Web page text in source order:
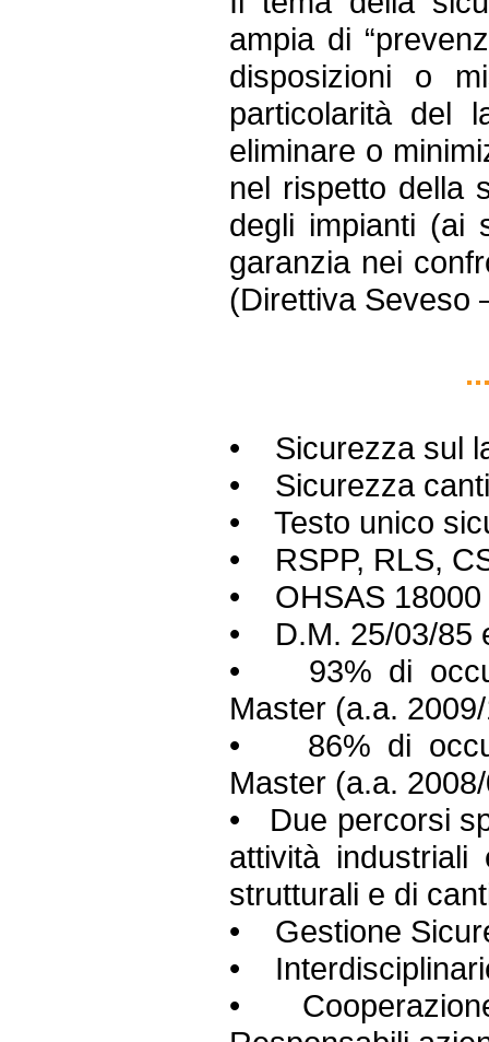
ampia di
disposizioni o
particolarità del
eliminare o
nel rispetto della
degli impianti (ai
garanzia nei
(Direttiva Seveso
• Sicurezza sul
• Sicurezza
• Testo unico
• RSPP, RLS,
• OHSAS 18000
• D.M. 25/03/85
• 93% di
Master (a.a.
• 86% di
Master (a.a.
• Due percorsi
attività industriali
strutturali e di
• Gestione
•
•